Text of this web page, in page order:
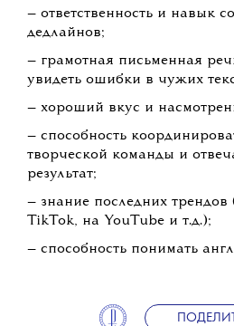
— ответственность и навык
дедлайнов;
— грамотная письменная
увидеть ошибки в чужих
— хороший вкус и
— способность
творческой команды и
результат;
— знание последних трендов
TikTok, на YouTube и т.д.);
— способность понимать